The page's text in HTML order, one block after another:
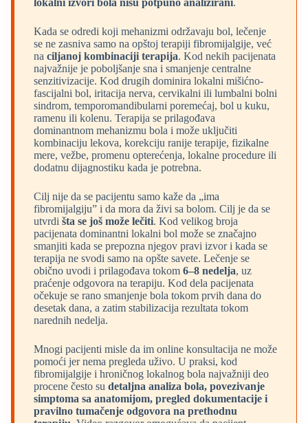
Kada se odredi koji mehanizmi održavaju bol, lečenje
se ne zasniva samo na opštoj terapiji fibromijalgije, već
na ciljanoj kombinaciji terapija. Kod nekih pacijenata
najvažnije je poboljšanje sna i smanjenje centralne
senzitivizacije. Kod drugih dominira lokalni mišićno-
fascijalni bol, iritacija nerva, cervikalni ili lumbalni bolni
sindrom, temporomandibularni poremećaj, bol u kuku,
ramenu ili kolenu. Terapija se prilagođava
dominantnom mehanizmu bola i može uključiti
kombinaciju lekova, korekciju ranije terapije, fizikalne
mere, vežbe, promenu opterećenja, lokalne procedure ili
dodatnu dijagnostiku kada je potrebna.
Cilj nije da se pacijentu samo kaže da „ima
fibromijalgiju” i da mora da živi sa bolom. Cilj je da se
utvrdi šta se još može lečiti. Kod velikog broja
pacijenata dominantni lokalni bol može se značajno
smanjiti kada se prepozna njegov pravi izvor i kada se
terapija ne svodi samo na opšte savete. Lečenje se
obično uvodi i prilagođava tokom 6–8 nedelja, uz
praćenje odgovora na terapiju. Kod dela pacijenata
očekuje se rano smanjenje bola tokom prvih dana do
desetak dana, a zatim stabilizacija rezultata tokom
narednih nedelja.
Mnogi pacijenti misle da im online konsultacija ne može
pomoći jer nema pregleda uživo. U praksi, kod
fibromijalgije i hroničnog lokalnog bola najvažniji deo
procene često su detaljna analiza bola, povezivanje
simptoma sa anatomijom, pregled dokumentacije i
pravilno tumačenje odgovora na prethodnu